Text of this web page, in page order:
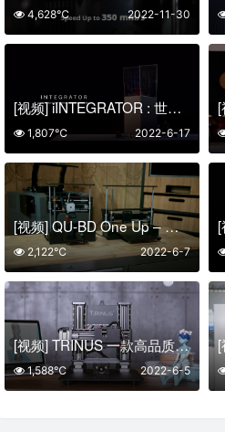
2022-11-30
4,628℃
[视频] iINTEGRATOR : 世界上最精确的桌面 DLP 3D打印机
2022-6-17
1,807℃
[视频] QU-BD One Up – 开源生产就绪的 3D打印机
2022-6-7
2,122℃
[视频] TRINUS 一款高品质 经济实惠且简单易用的全金属3D打印机
2022-6-5
1,588℃